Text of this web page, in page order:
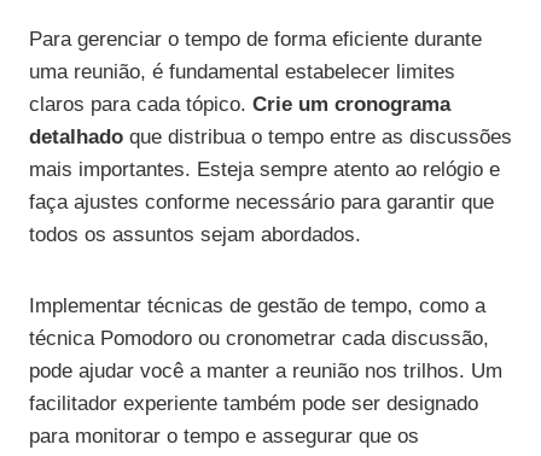
Para gerenciar o tempo de forma eficiente durante
uma reunião, é fundamental estabelecer limites
claros para cada tópico. Crie um cronograma
detalhado que distribua o tempo entre as discussões
mais importantes. Esteja sempre atento ao relógio e
faça ajustes conforme necessário para garantir que
todos os assuntos sejam abordados.
Implementar técnicas de gestão de tempo, como a
técnica Pomodoro ou cronometrar cada discussão,
pode ajudar você a manter a reunião nos trilhos. Um
facilitador experiente também pode ser designado
para monitorar o tempo e assegurar que os